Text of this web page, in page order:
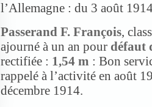
l’Allemagne : du 3 août
Passerand F. François,
ajourné à un an pour défaut
rectifiée : 1,54 m : Bon
rappelé à l’activité en août
décembre 1914.